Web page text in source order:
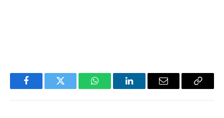
FacebookTwitter WhatsAppLinkedInEmail
Copiar